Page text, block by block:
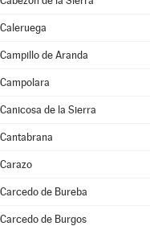
Caleruega
Campillo de Aranda
Campolara
Canicosa de la Sierra
Cantabrana
Carazo
Carcedo de Bureba
Carcedo de Burgos